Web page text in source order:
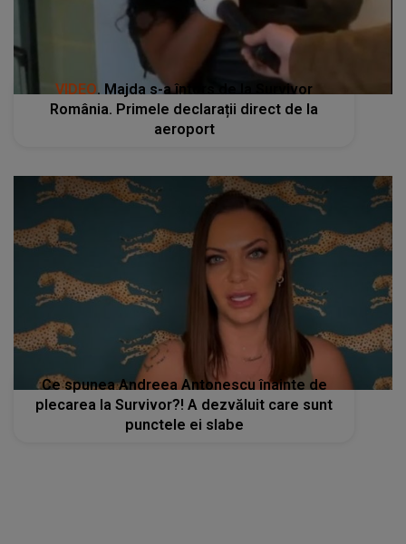
VIDEO. Majda s-a întors de la Survivor
România. Primele declarații direct de la
aeroport
Ce spunea Andreea Antonescu înainte de
plecarea la Survivor?! A dezvăluit care sunt
punctele ei slabe